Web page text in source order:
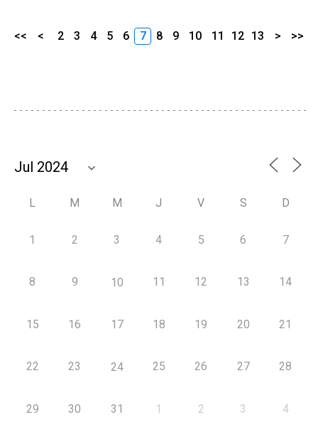
<< < 2 3 4 5 6 7 8 9 10 11 12 13 > >>
L M M J V S D
1 2 3 4 5 6 7
8 9 10 11 12 13 14
15 16 17 18 19 20 21
22 23 24 25 26 27 28
29 30 31 1 2 3 4